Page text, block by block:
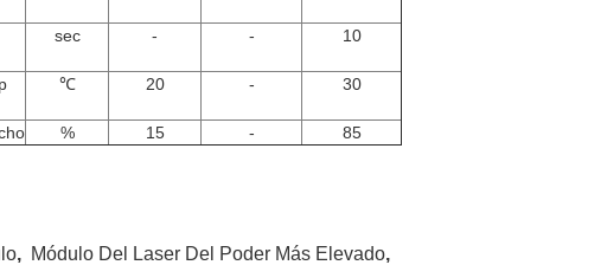
sec - - 10
℃ 20 - 30
% 15 - 85
, Módulo Del Laser Del Poder Más Elevado,